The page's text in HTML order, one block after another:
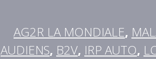
AG2R LA MONDIALE,
AUDIENS, B2V, IRP AUTO,